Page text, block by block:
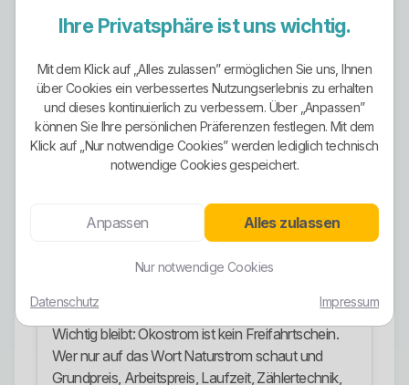
Die Stromkennzeichnung weist außerdem den
Unternehmensverkaufsmix aus. Darin werden
erneuerbare Energien und Herkunftsnachweise
genannt. Gleichzeitig enthält der veröffentlichte
Unternehmensmix auch andere Energieträger. Wer
also pauschal „alles reiner Ökostrom“ behauptet,
würde es zu grob darstellen.
möchten, sind die Naturstromvarianten relevant.
Dazu zählen unter anderem Privat 12 Naturstrom,
Naturstrom und entsprechende Tag-und-Nacht-
Varianten.
Wichtig bleibt: Ökostrom ist kein Freifahrtschein.
Wer nur auf das Wort Naturstrom schaut und
Grundpreis, Arbeitspreis, Laufzeit, Zählertechnik,
Ihre Privatsphäre ist uns wichtig.
Mit dem Klick auf „Alles zulassen” ermöglichen Sie uns, Ihnen
über Cookies ein verbessertes Nutzungserlebnis zu erhalten
und dieses kontinuierlich zu verbessern. Über „Anpassen”
können Sie Ihre persönlichen Präferenzen festlegen. Mit dem
Klick auf „Nur notwendige Cookies” werden lediglich technisch
notwendige Cookies gespeichert.
Anpassen Alles zulassen
Nur notwendige Cookies
Datenschutz Impressum